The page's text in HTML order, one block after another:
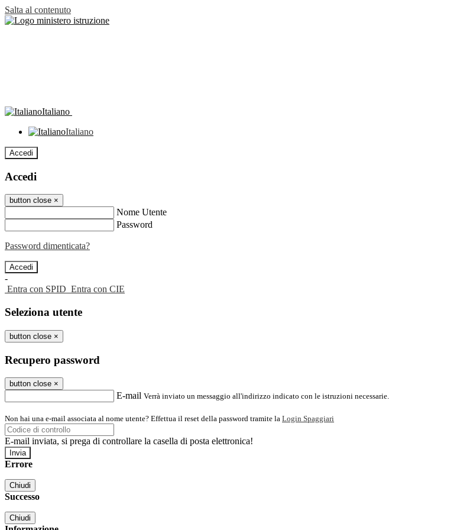
Salta al contenuto
Italiano
Italiano
Accedi
Accedi
button close ×
Nome Utente
Password
Password dimenticata?
-
Entra con SPID Entra con CIE
Seleziona utente
button close ×
Recupero password
button close ×
E-mail Verrà inviato un messaggio all'indirizzo indicato con le istruzioni necessarie.
Non hai una e-mail associata al nome utente? Effettua il reset della password tramite la Login Spaggiari
E-mail inviata, si prega di controllare la casella di posta elettronica!
Errore
Chiudi
Successo
Chiudi